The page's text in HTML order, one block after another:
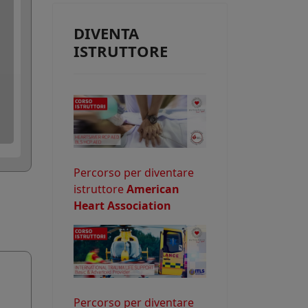
DIVENTA
ISTRUTTORE
Percorso per diventare
istruttoreAmerican
Heart Association
Percorso per diventare